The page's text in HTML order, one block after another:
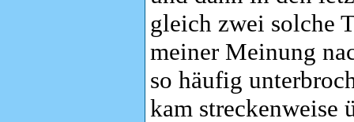
gleich zwei solche
meiner Meinung
so häufig
kam streckenweise